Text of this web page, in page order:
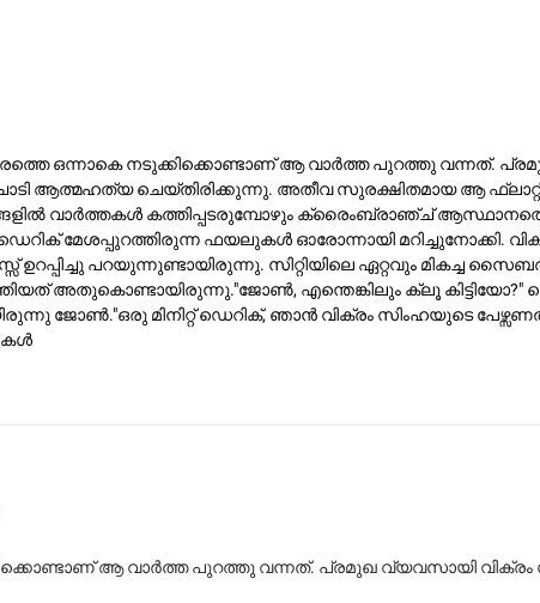
ഒന്നാകെ നടുക്കിക്കൊണ്ടാണ് ആ വാർത്ത പുറത്തു വന്നത്.
ചാടി ആത്മഹത്യ ചെയ്തിരിക്കുന്നു. അതീവ സുരക്ഷിതമായ ആ
വാർത്തകൾ കത്തിപ്പടരുമ്പോഴും ക്രൈംബ്രാഞ്ച്
മേശപ്പുറത്തിരുന്ന ഫയലുകൾ ഓരോന്നായി മറിച്ചുനോക്കി.
ഉറപ്പിച്ചു പറയുന്നുണ്ടായിരുന്നു. സിറ്റിയിലെ ഏറ്റവും മികച്ച
അതുകൊണ്ടായിരുന്നു.​"ജോൺ, എന്തെങ്കിലും ക്ലൂ കിട്ടിയോ?"
ജോൺ.​"ഒരു മിനിറ്റ് ഡെറിക്, ഞാൻ വിക്രം സിംഹയുടെ
ആ വാർത്ത പുറത്തു വന്നത്. പ്രമുഖ വ്യവസായി